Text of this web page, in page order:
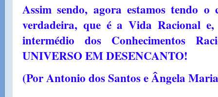
Assim sendo, agora estamos tendo o
verdadeira, que é a Vida Racional
intermédio dos Conhecimentos
UNIVERSO EM DESENCANTO!
(Por Antonio dos Santos e Ângela